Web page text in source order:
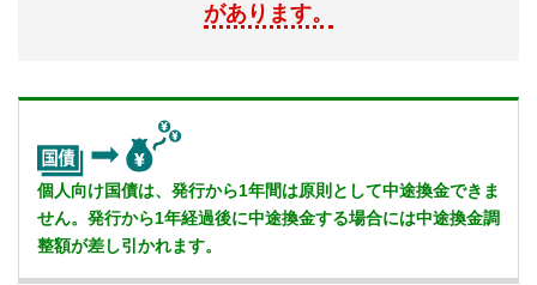
があります。
個人向け国債は、発行から1年間は原則として中途換金できま
せん。発行から1年経過後に中途換金する場合には中途換金調
整額が差し引かれます。